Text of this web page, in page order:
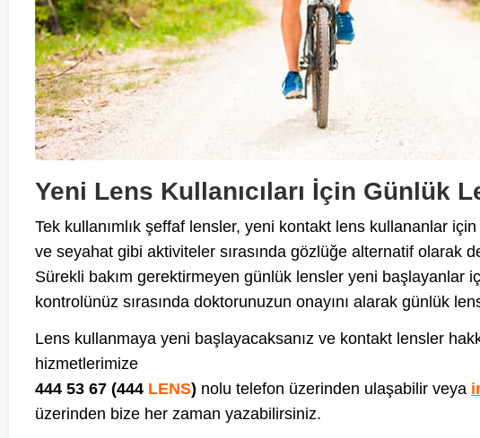
Yeni Lens Kullanıcıları İçin Günlük
Tek kullanımlık şeffaf lensler, yeni kontakt lens kullananlar
ve seyahat gibi aktiviteler sırasında gözlüğe alternatif olarak
Sürekli bakım gerektirmeyen günlük lensler yeni başlayanlar
kontrolünüz sırasında doktorunuzun onayını alarak günlük
Lens kullanmaya yeni başlayacaksanız ve kontakt lensler
hizmetlerimize
444 53 67 (444 LENS) nolu telefon üzerinden ulaşabilir veya
üzerinden bize her zaman yazabilirsiniz.